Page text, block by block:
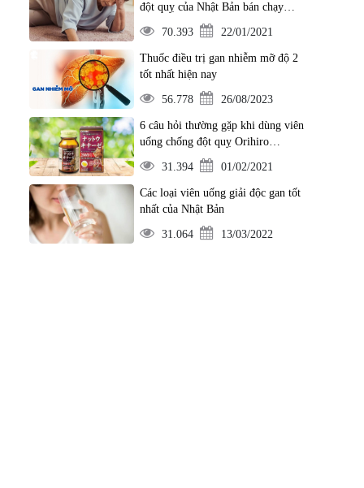
đột quỵ của Nhật Bản bán chạy
nhất
70.393 22/01/2021
Thuốc điều trị gan nhiễm mỡ độ 2
tốt nhất hiện nay
56.778 26/08/2023
6 câu hỏi thường gặp khi dùng viên
uống chống đột quỵ Orihiro
Nattokinase 2000FU
31.394 01/02/2021
Các loại viên uống giải độc gan tốt
nhất của Nhật Bản
31.064 13/03/2022